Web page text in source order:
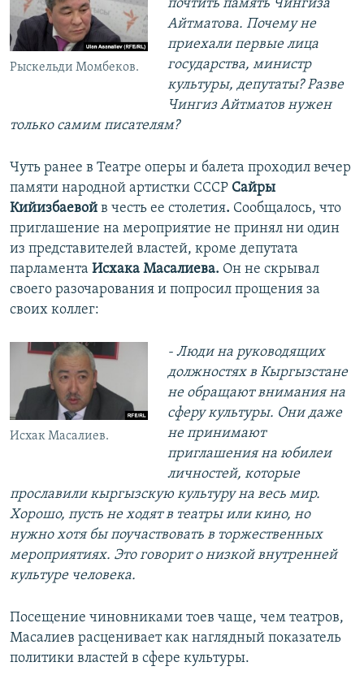
Рыскельди Момбеков.
почтить память Чингиза
Айтматова. Почему не
приехали первые лица
государства, министр
культуры, депутаты? Разве
Чингиз Айтматов нужен
только самим писателям?
Чуть ранее в Театре оперы и балета проходил вечер
памяти народной артистки СССР Сайры
Кийизбаевой в честь ее столетия​. Сообщалось, что
приглашение на мероприятие не принял ни один
из представителей властей, кроме депутата
парламента Исхака Масалиева. Он не скрывал
своего разочарования и попросил прощения за
своих коллег:
Исхак Масалиев.
- Люди на руководящих
должностях в Кыргызстане
не обращают внимания на
сферу культуры. Они даже
не принимают
приглашения на юбилеи
личностей, которые
прославили кыргызскую культуру на весь мир.
Хорошо, пусть не ходят в театры или кино, но
нужно хотя бы поучаствовать в торжественных
мероприятиях. Это говорит о низкой внутренней
культуре человека.
Посещение чиновниками тоев чаще, чем театров,
Масалиев расценивает как наглядный показатель
политики властей в сфере культуры.